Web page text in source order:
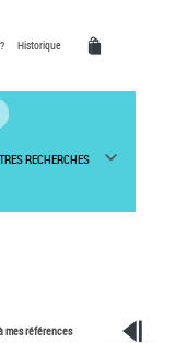
Historique
RECHERCHES
mes références